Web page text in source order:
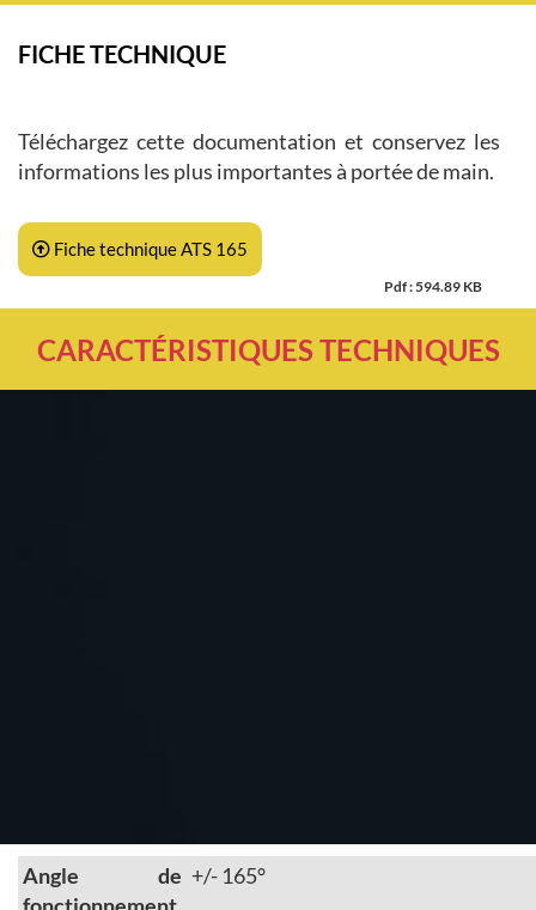
FICHE TECHNIQUE
Téléchargez cette documentation et conservez les
informations les plus importantes à portée de main.
Fiche technique ATS 165
Pdf : 594.89 KB
CARACTÉRISTIQUES TECHNIQUES
Angle de +/- 165°